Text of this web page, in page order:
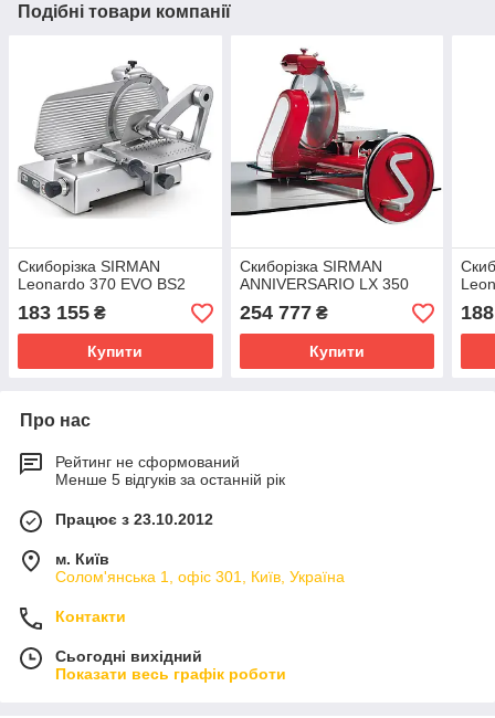
Подібні товари компанії
Скиборізка SIRMAN
Leonardo 370 EVO BS2
183 155 ₴
Купити
Скиборізка SIRMAN
ANNIVERSARIO LX 350
254 777₴
Купити
Про нас
Рейтинг не сформований
Менше 5 відгуків за останній рік
Працює з 23.10.2012
м. Київ
Солом'янська 1, офіс 301, Київ, Україна
Контакти
Сьогодні вихідний
Показати весь графік роботи